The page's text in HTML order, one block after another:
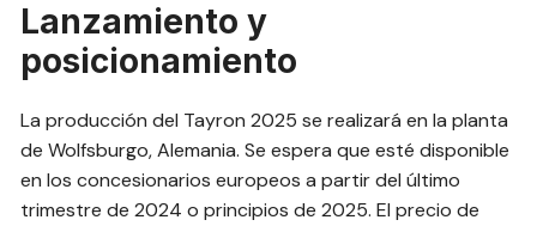
Lanzamiento y
posicionamiento
La producción del Tayron 2025 se realizará en la planta
de Wolfsburgo, Alemania. Se espera que esté disponible
en los concesionarios europeos a partir del último
trimestre de 2024 o principios de 2025. El precio de